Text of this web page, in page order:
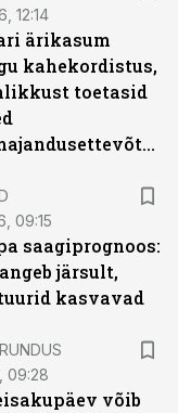
12:14
ärikasum
kahekordistus,
toetasid
põllumajandusettevõtted
09:15
saagiprognoos:
järsult,
kasvavad
09:28
võib